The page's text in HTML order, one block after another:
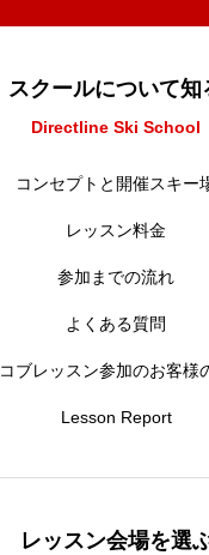
スクールについて知
Directline Ski School
コンセプトと開催スキー
レッスン料金
参加までの流れ
よくある質問
コブレッスン参加のお客様
Lesson Report
レッスン会場を選